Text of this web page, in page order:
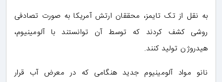
به نقل از تک تایمز، محققان ارتش آمریکا به صورت تصادفی
روشی کشف کردند که توسط آن توانستند با آلومینیوم،
هیدروژن تولید کنند.
نانو مواد آلومینیوم جدید هنگامی که در معرض آب قرار